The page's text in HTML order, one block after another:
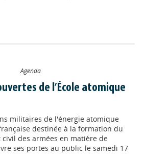
Agenda
de l’École atomique
militaires de l'énergie atomique
destinée à la formation du
des armées en matière de
ses portes au public le samedi 17